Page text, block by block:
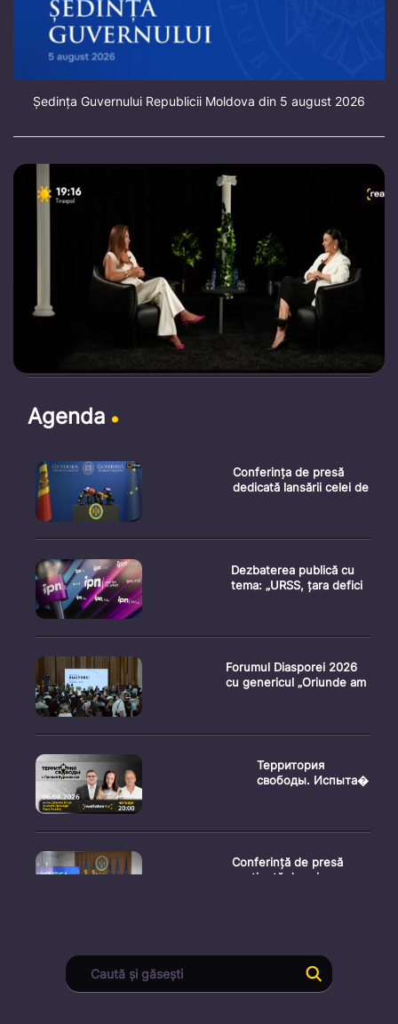
Ședința Guvernului Republicii Moldova din 5 august 2026
Agenda
Conferința de presă
dedicată lansării celei de
Dezbaterea publică cu
tema: „URSS, țara defici
Forumul Diasporei 2026
cu genericul „Oriunde am
Территория
свободы. Испыта�
Conferință de presă
susținută de prim-
Ședința Consiliului
Superior al Procurorilor
din